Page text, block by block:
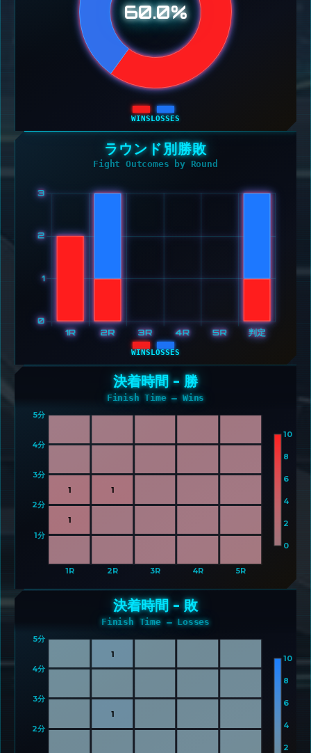
60.0%
WINSLOSSES
ラウンド別勝敗
Fight Outcomes by Round
WINSLOSSES
決着時間 - 勝
Finish Time – Wins
1
1 1
1R 2R 3R 4R 5R
1分
2分
3分
4分
5分
0
2
4
6
8
10
決着時間 - 敗
Finish Time – Losses
1
1
2分
3分
4分
5分
2
4
6
8
10